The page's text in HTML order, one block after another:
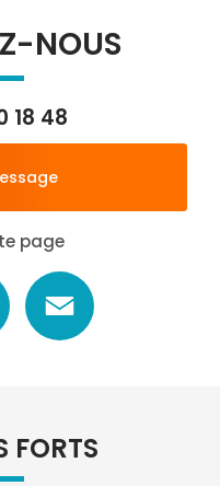
NOUS
18 48
page
FORTS